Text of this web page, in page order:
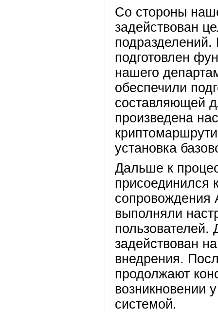
Со стороны
задействован
подготовлен
нашего
обеспечили
составляющей
произведена
установка
Дальше к
присоединился
сопровождения
выполняли
задействован
внедрения.
продолжают
возникновении
системой.